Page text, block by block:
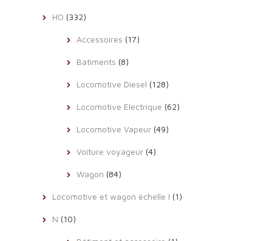
HO (332)
Accessoires (17)
Batiments (8)
Locomotive Diesel (128)
Locomotive Electrique (62)
Locomotive Vapeur (49)
Voiture voyageur (4)
Wagon (84)
Locomotive et wagon échelle I (1)
N (10)